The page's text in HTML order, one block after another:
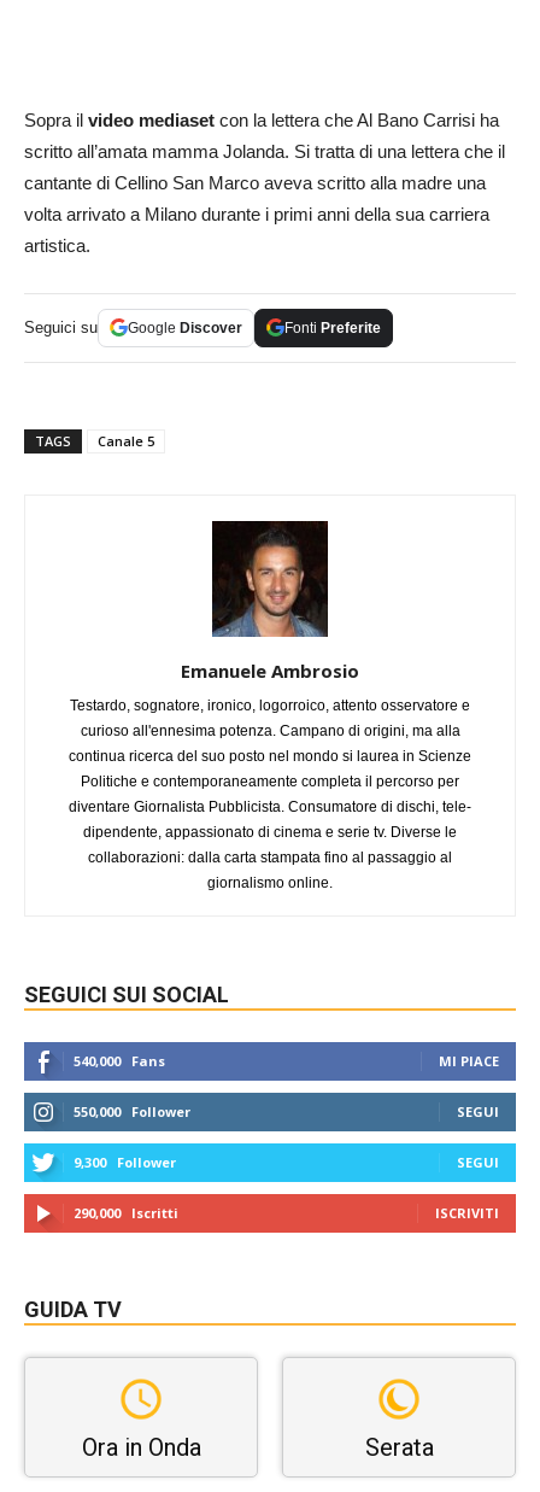
Sopra il video mediaset con la lettera che Al Bano Carrisi ha
scritto all’amata mamma Jolanda. Si tratta di una lettera che il
cantante di Cellino San Marco aveva scritto alla madre una
volta arrivato a Milano durante i primi anni della sua carriera
artistica.
Seguici su Google Discover Fonti Preferite
TAGS Canale 5
Emanuele Ambrosio
Testardo, sognatore, ironico, logorroico, attento osservatore e
curioso all'ennesima potenza. Campano di origini, ma alla
continua ricerca del suo posto nel mondo si laurea in Scienze
Politiche e contemporaneamente completa il percorso per
diventare Giornalista Pubblicista. Consumatore di dischi, tele-
dipendente, appassionato di cinema e serie tv. Diverse le
collaborazioni: dalla carta stampata fino al passaggio al
giornalismo online.
SEGUICI SUI SOCIAL
540,000 Fans MI PIACE
550,000 Follower SEGUI
9,300 Follower SEGUI
290,000 Iscritti ISCRIVITI
GUIDA TV
Ora in Onda Serata